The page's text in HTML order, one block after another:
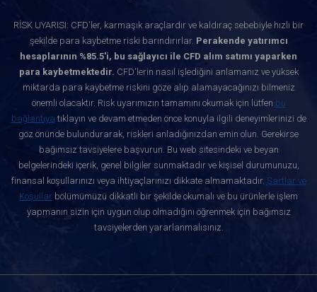
RİSK UYARISI: CFD'ler, karmaşık araçlardır ve kaldıraç sebebiyle hızlı bir
şekilde para kaybetme riski barındırırlar. Perakende yatırımcı
hesaplarının %85.5'i, bu sağlayıcı ile CFD alım satımı yaparken
para kaybetmektedir. CFD'lerin nasıl işlediğini anlamanız ve yüksek
miktarda para kaybetme riskini göze alıp alamayacağınızı bilmeniz
önemli olacaktır. Risk uyarımızın tamamını okumak için lütfen bu
bağlantıya tıklayın ve devam etmeden önce konuyla ilgili deneyimlerinizi de
göz önünde bulundurarak, riskleri anladığınızdan emin olun. Gerekirse
bağımsız tavsiyelere başvurun. Bu web sitesindeki ve beyan
belgelerindeki içerik, genel bilgiler sunmaktadır ve kişisel durumunuzu,
finansal koşullarınızı veya ihtiyaçlarınızı dikkate almamaktadır. Şartlar ve
Koşullar bölümümüzü dikkatli bir şekilde okumalı ve bu ürünlerle işlem
yapmanın sizin için uygun olup olmadığını öğrenmek için bağımsız
tavsiyelerden yararlanmalısınız.